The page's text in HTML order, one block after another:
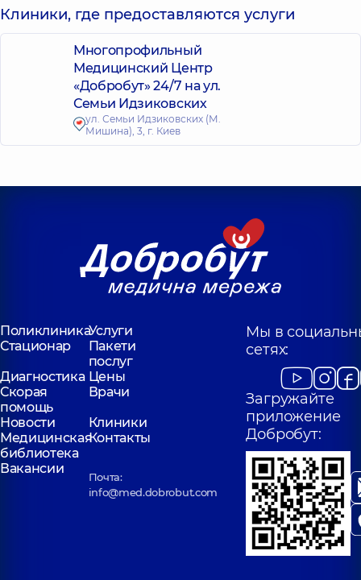
Клиники, где предоставляются услуги
Многопрофильный
Медицинский Центр
«Добробут» 24/7 на ул.
Семьи Идзиковских
ул. Семьи Идзиковских (М.
Мишина), 3, г. Киев
ПоликлиникаУслуги
Стационар
Пакети
послуг
Диагностика Цены
Скорая
помощь
Врачи
Новости
Клиники
Медицинская
библиотека
Контакты
Вакансии
Почта:
info@med.dobrobut.com
Мы в
сетях:
Загружайте
приложение
Добробут: